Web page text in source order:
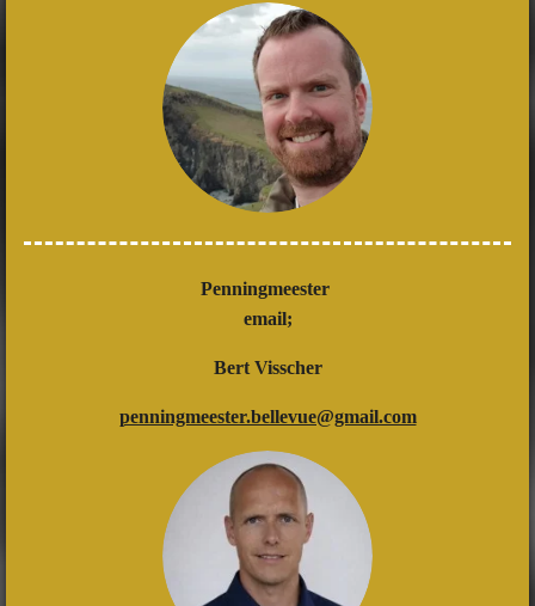
Penningmeester
email;
Bert Visscher
penningmeester.bellevue@gmail.com